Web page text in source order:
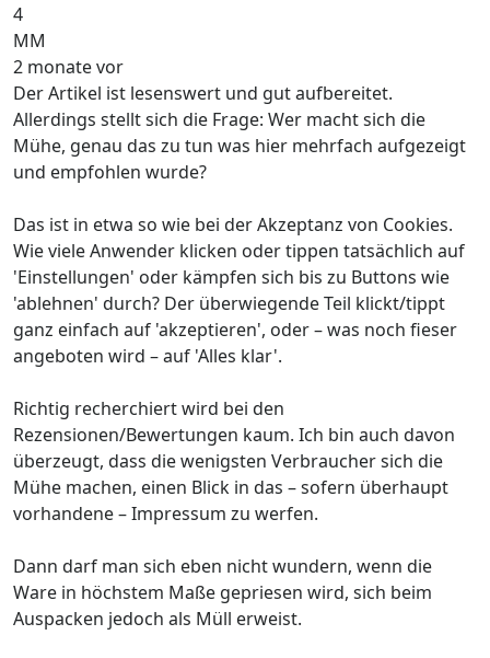
4
MM
2 monate vor
Der Artikel ist lesenswert und gut aufbereitet.
Allerdings stellt sich die Frage: Wer macht sich die
Mühe, genau das zu tun was hier mehrfach aufgezeigt
und empfohlen wurde?
Das ist in etwa so wie bei der Akzeptanz von Cookies.
Wie viele Anwender klicken oder tippen tatsächlich auf
'Einstellungen' oder kämpfen sich bis zu Buttons wie
'ablehnen' durch? Der überwiegende Teil klickt/tippt
ganz einfach auf 'akzeptieren', oder – was noch fieser
angeboten wird – auf 'Alles klar'.
Richtig recherchiert wird bei den
Rezensionen/Bewertungen kaum. Ich bin auch davon
überzeugt, dass die wenigsten Verbraucher sich die
Mühe machen, einen Blick in das – sofern überhaupt
vorhandene – Impressum zu werfen.
Dann darf man sich eben nicht wundern, wenn die
Ware in höchstem Maße gepriesen wird, sich beim
Auspacken jedoch als Müll erweist.